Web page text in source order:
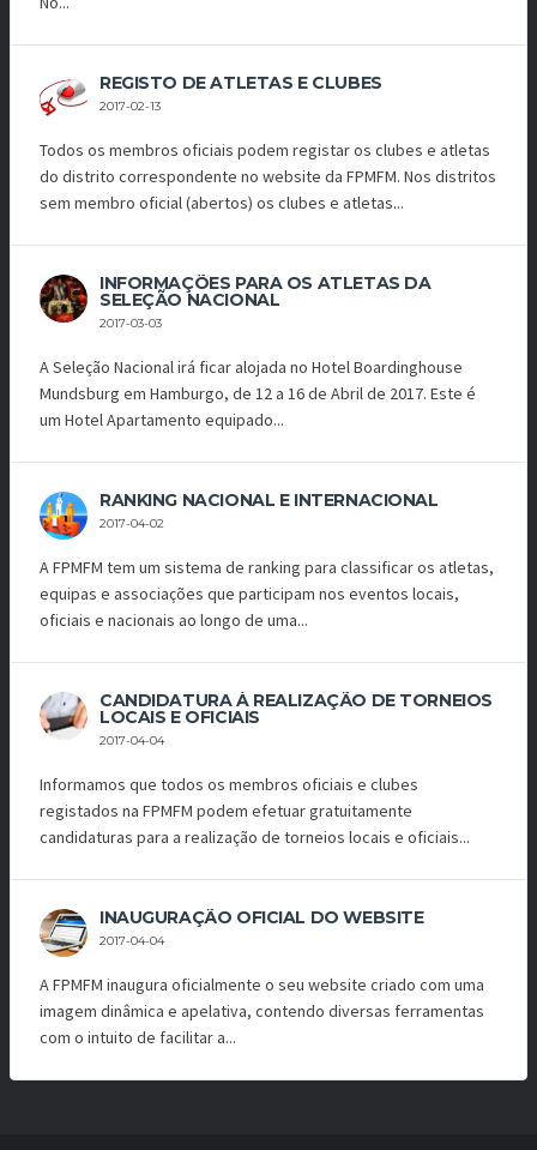
REGISTO DE ATLETAS E CLUBES
2017-02-13
Todos os membros oficiais podem registar os clubes e atletas
do distrito correspondente no website da FPMFM. Nos distritos
sem membro oficial (abertos) os clubes e atletas...
INFORMAÇÕES PARA OS ATLETAS DA
SELEÇÃO NACIONAL
2017-03-03
A Seleção Nacional irá ficar alojada no Hotel Boardinghouse
Mundsburg em Hamburgo, de 12 a 16 de Abril de 2017. Este é
um Hotel Apartamento equipado...
RANKING NACIONAL E INTERNACIONAL
2017-04-02
A FPMFM tem um sistema de ranking para classificar os atletas,
equipas e associações que participam nos eventos locais,
oficiais e nacionais ao longo de uma...
CANDIDATURA À REALIZAÇÃO DE TORNEIOS
LOCAIS E OFICIAIS
2017-04-04
Informamos que todos os membros oficiais e clubes
registados na FPMFM podem efetuar gratuitamente
candidaturas para a realização de torneios locais e oficiais...
INAUGURAÇÃO OFICIAL DO WEBSITE
2017-04-04
A FPMFM inaugura oficialmente o seu website criado com uma
imagem dinâmica e apelativa, contendo diversas ferramentas
com o intuito de facilitar a...